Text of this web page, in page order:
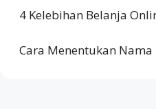
4 Kelebihan Belanja
Cara Menentukan